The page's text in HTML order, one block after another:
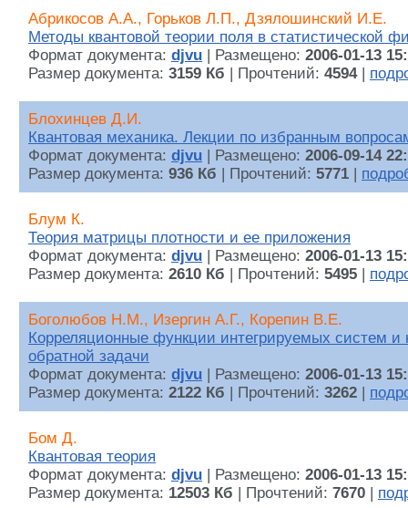
Абрикосов А.А., Горьков Л.П., Дзялошинский И.Е.
Методы квантовой теории поля в статистической
Формат документа: djvu | Размещено: 2006-01-13
Размер документа: 3159 Кб | Прочтений: 4594|
Блохинцев Д.И.
Квантовая механика. Лекции по избранным
Формат документа: djvu | Размещено: 2006-09-14
Размер документа: 936 Кб | Прочтений: 5771
Блум К.
Теория матрицы плотности и ее приложения
Формат документа: djvu | Размещено: 2006-01-13
Размер документа: 2610 Кб | Прочтений: 5495
Боголюбов Н.М., Изергин А.Г., Корепин В.Е.
Корреляционные функции интегрируемых систем и
обратной задачи
Формат документа: djvu | Размещено: 2006-01-13
Размер документа: 2122 Кб | Прочтений: 3262
Бом Д.
Квантовая теория
Формат документа: djvu | Размещено: 2006-01-13
Размер документа: 12503 Кб | Прочтений: 7670